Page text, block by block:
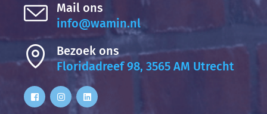
Mail ons
info@wamin.nl
Bezoek ons
Floridadreef 98, 3565 AM Utrecht